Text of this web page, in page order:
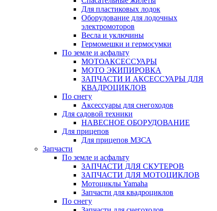
Для пластиковых лодок
Оборудование для лодочных
электромоторов
Весла и уключины
Гермомешки и гермосумки
По земле и асфальту
МОТОАКСЕССУАРЫ
МОТО ЭКИПИРОВКА
ЗАПЧАСТИ И АКСЕССУАРЫ ДЛЯ
КВАДРОЦИКЛОВ
По снегу
Аксессуары для снегоходов
Для садовой техники
НАВЕСНОЕ ОБОРУДОВАНИЕ
Для прицепов
Для прицепов МЗСА
Запчасти
По земле и асфальту
ЗАПЧАСТИ ДЛЯ СКУТЕРОВ
ЗАПЧАСТИ ДЛЯ МОТОЦИКЛОВ
Мотоциклы Yamaha
Запчасти для квадроциклов
По снегу